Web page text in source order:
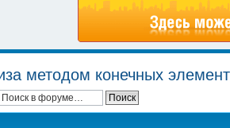
методом конечных